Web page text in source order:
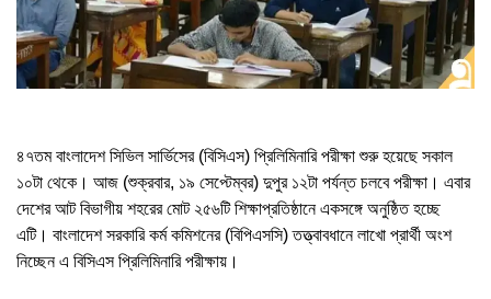
৪৭তম বাংলাদেশ সিভিল সার্ভিসের (বিসিএস) প্রিলিমিনারি পরীক্ষা শুরু হয়েছে সকাল
১০টা থেকে। আজ (শুক্রবার, ১৯ সেপ্টেম্বর) দুপুর ১২টা পর্যন্ত চলবে পরীক্ষা। এবার
দেশের আট বিভাগীয় শহরের মোট ২৫৬টি শিক্ষাপ্রতিষ্ঠানে একসঙ্গে অনুষ্ঠিত হচ্ছে
এটি। বাংলাদেশ সরকারি কর্ম কমিশনের (বিপিএসসি) তত্ত্বাবধানে লাখো প্রার্থী অংশ
নিচ্ছেন এ বিসিএস প্রিলিমিনারি পরীক্ষায়।